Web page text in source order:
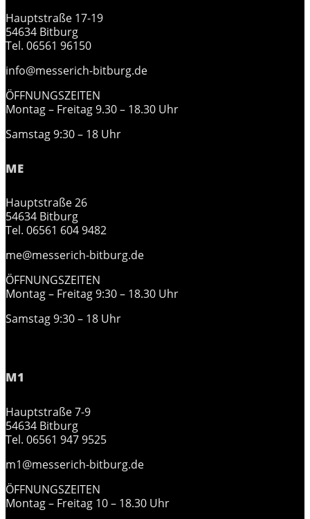
Hauptstraße 17-19
54634 Bitburg
Tel. 06561 96150
info@messerich-bitburg.de
ÖFFNUNGSZEITEN
Montag – Freitag 9.30 – 18.30 Uhr
Samstag 9:30 – 18 Uhr
ME
Hauptstraße 26
54634 Bitburg
Tel. 06561 604 9482
me@messerich-bitburg.de
ÖFFNUNGSZEITEN
Montag – Freitag 9:30 – 18.30 Uhr
Samstag 9:30 – 18 Uhr
M1
Hauptstraße 7-9
54634 Bitburg
Tel. 06561 947 9525
m1@messerich-bitburg.de
ÖFFNUNGSZEITEN
Montag – Freitag 10 – 18.30 Uhr